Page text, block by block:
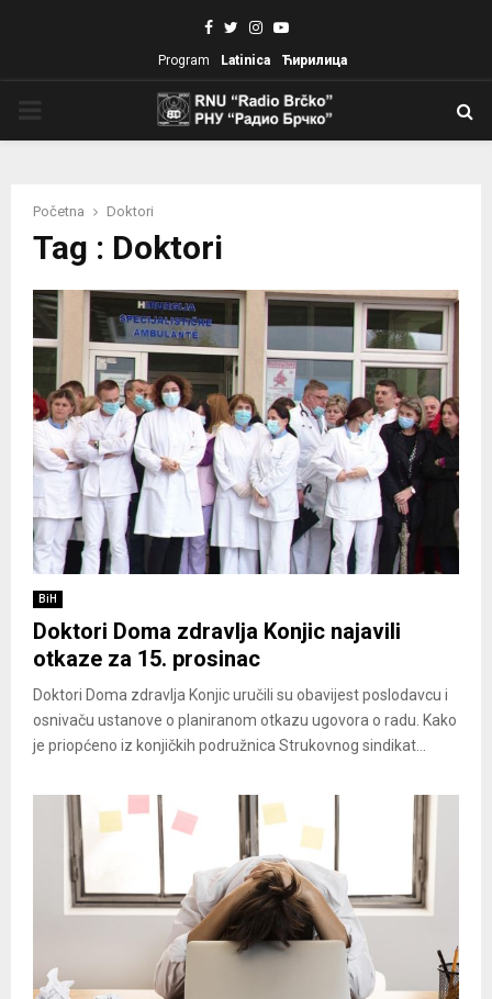
Facebook
TwitterInstagram
Youtube
Program Latinica Ћирилица
Početna Doktori
Tag : Doktori
BiH
Doktori Doma zdravlja Konjic najavili
otkaze za 15. prosinac
Doktori Doma zdravlja Konjic uručili su obavijest poslodavcu i
osnivaču ustanove o planiranom otkazu ugovora o radu. Kako
je priopćeno iz konjičkih podružnica Strukovnog sindikat...